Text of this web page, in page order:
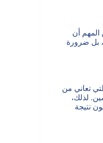
أن
بل ضرورة
تعاني من
لذلك،
نتيجة